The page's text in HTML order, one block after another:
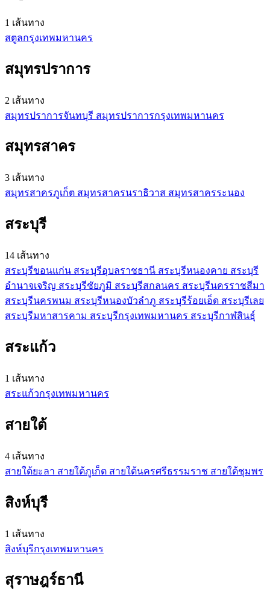
1 เส้นทาง
สตูลกรุงเทพมหานคร
สมุทรปราการ
2 เส้นทาง
สมุทรปราการจันทบุรี สมุทรปราการกรุงเทพมหานคร
สมุทรสาคร
3 เส้นทาง
สมุทรสาครภูเก็ต สมุทรสาครนราธิวาส สมุทรสาครระนอง
สระบุรี
14 เส้นทาง
สระบุรีขอนแก่น สระบุรีอุบลราชธานี สระบุรีหนองคาย สระบุรี
อำนาจเจริญ สระบุรีชัยภูมิ สระบุรีสกลนคร สระบุรีนครราชสีมา
สระบุรีนครพนม สระบุรีหนองบัวลำภู สระบุรีร้อยเอ็ด สระบุรีเลย
สระบุรีมหาสารคาม สระบุรีกรุงเทพมหานคร สระบุรีกาฬสินธุ์
สระแก้ว
1 เส้นทาง
สระแก้วกรุงเทพมหานคร
สายใต้
4 เส้นทาง
สายใต้ยะลา สายใต้ภูเก็ต สายใต้นครศรีธรรมราช สายใต้ชุมพร
สิงห์บุรี
1 เส้นทาง
สิงห์บุรีกรุงเทพมหานคร
สุราษฎร์ธานี